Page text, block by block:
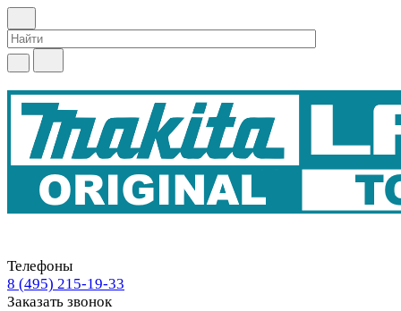
Телефоны
8 (495) 215-19-33
Заказать звонок